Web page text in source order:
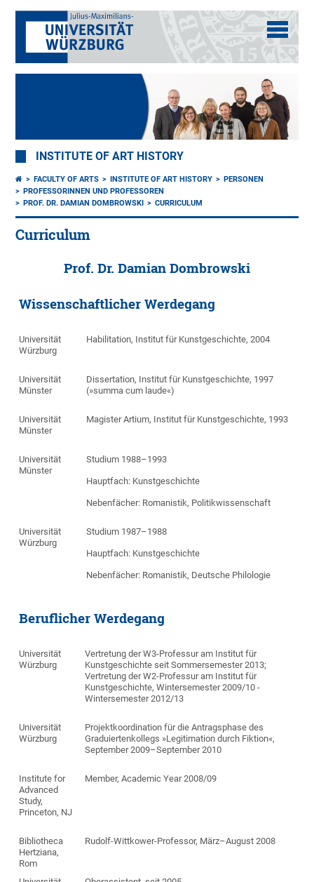
INSTITUTE OF ART HISTORY
FACULTY OF ARTS INSTITUTE OF ART HISTORY
PERSONEN
PROFESSORINNEN UND PROFESSOREN
PROF. DR. DAMIAN DOMBROWSKI
CURRICULUM
Curriculum
Prof. Dr. Damian Dombrowski
Wissenschaftlicher Werdegang
Universität
Würzburg
Habilitation, Institut für Kunstgeschichte, 2004
Universität
Münster
Dissertation, Institut für Kunstgeschichte, 1997
(»summa cum laude«)
Universität
Münster
Magister Artium, Institut für Kunstgeschichte, 1993
Universität
Münster
Studium 1988–1993
Hauptfach: Kunstgeschichte
Nebenfächer: Romanistik, Politikwissenschaft
Universität
Würzburg
Studium 1987–1988
Hauptfach: Kunstgeschichte
Nebenfächer: Romanistik, Deutsche Philologie
Beruflicher Werdegang
Universität
Würzburg
Vertretung der W3-Professur am Institut für
Kunstgeschichte seit Sommersemester 2013;
Vertretung der W2-Professur am Institut für
Kunstgeschichte, Wintersemester 2009/10 -
Wintersemester 2012/13
Universität
Würzburg
Projektkoordination für die Antragsphase des
Graduiertenkollegs »Legitimation durch Fiktion«,
September 2009–September 2010
Institute for
Advanced
Study,
Princeton, NJ
Member, Academic Year 2008/09
Bibliotheca
Hertziana,
Rom
Rudolf-Wittkower-Professor, März–August 2008